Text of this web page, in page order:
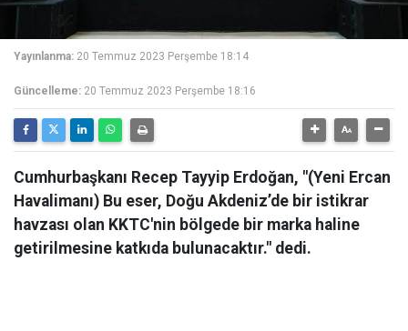
Yayınlanma: 20 Temmuz 2023 Perşembe 18:14
Güncelleme: 20 Temmuz 2023 Perşembe 18:16
Cumhurbaşkanı Recep Tayyip Erdoğan, "(Yeni Ercan
Havalimanı) Bu eser, Doğu Akdeniz’de bir istikrar
havzası olan KKTC'nin bölgede bir marka haline
getirilmesine katkıda bulunacaktır." dedi.